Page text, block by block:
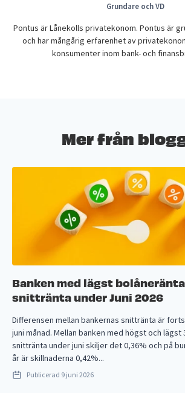
Grundare och VD
Pontus är Lånekolls privatekonom. Pontus är
och har mångårig erfarenhet av
konsumenter inom bank- och
Mer från
Banken med lägst
snittränta under Juni 2026
Differensen mellan bankernas snittränta är
juni månad. Mellan banken med högst och lägst
snittränta under juni skiljer det 0,36% och på
år är skillnaderna 0,42%...
Publicerad 9 juni 2026